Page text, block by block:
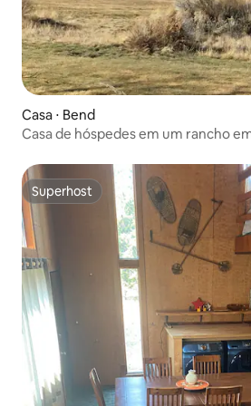
Casa ⋅ Bend
Casa de hóspedes em um rancho
Superhost
Superhost